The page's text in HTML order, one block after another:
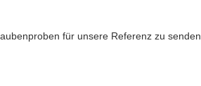
für unsere Referenz zu senden.